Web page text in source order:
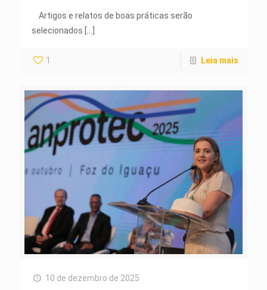
Artigos e relatos de boas práticas serão
selecionados
1 Leia mais
10 de dezembro de 2025